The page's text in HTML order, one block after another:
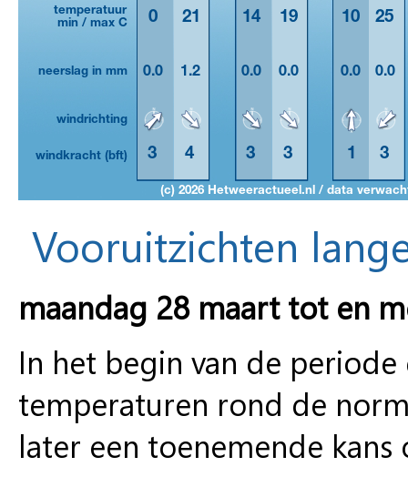
Vooruitzichten
maandag 28 maart tot en
In het begin van de
temperaturen rond de
later een toenemende